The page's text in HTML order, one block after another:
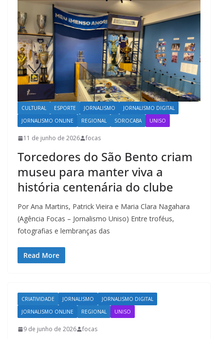
CULTURAL ESPORTE JORNALISMO
JORNALISMO DIGITAL
JORNALISMO ONLINE
REGIONAL SOROCABA UNISO
11 de junho de 2026 focas
Torcedores do São Bento criam
museu para manter viva a
história centenária do clube
Por Ana Martins, Patrick Vieira e Maria Clara Nagahara
(Agência Focas – Jornalismo Uniso) Entre troféus,
fotografias e lembranças das
Read More
CRIATIVIDADE JORNALISMO
JORNALISMO DIGITAL
JORNALISMO ONLINE
REGIONAL UNISO
9 de junho de 2026 focas